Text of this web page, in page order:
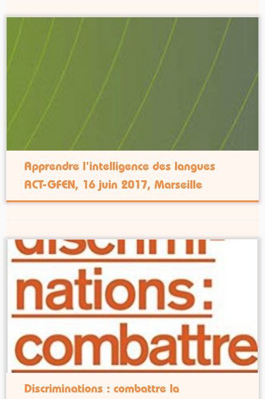
Apprendre l’intelligence des langues
ACT-GFEN, 16 juin 2017, Marseille
Discriminations : combattre la